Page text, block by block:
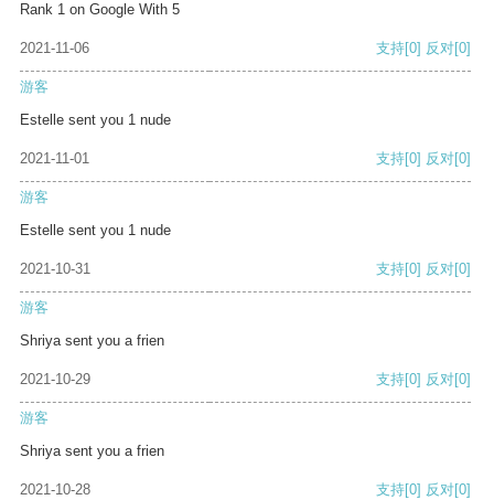
Rank 1 on Google With 5
2021-11-06 支持[0] 反对[0]
游客
Estelle sent you 1 nude
2021-11-01 支持[0] 反对[0]
游客
Estelle sent you 1 nude
2021-10-31 支持[0] 反对[0]
游客
Shriya sent you a frien
2021-10-29 支持[0] 反对[0]
游客
Shriya sent you a frien
2021-10-28 支持[0] 反对[0]